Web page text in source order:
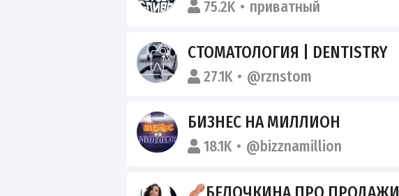
75.2K приватный
СТОМАТОЛОГИЯ | DENTISTRY
27.1K @rznstom
БИЗНЕС НА МИЛЛИОН
18.1K @bizznamillion